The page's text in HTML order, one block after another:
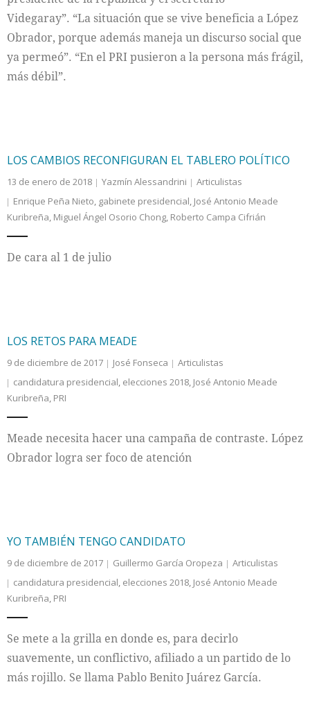
Videgaray”. “La situación que se vive beneficia a López
Obrador, porque además maneja un discurso social que
ya permeó”. “En el PRI pusieron a la persona más frágil,
más débil”.
LOS CAMBIOS RECONFIGURAN EL TABLERO POLÍTICO
13 de enero de 2018 Yazmín Alessandrini
Articulistas
Enrique Peña Nieto, gabinete presidencial, José Antonio Meade
Kuribreña, Miguel Ángel Osorio Chong, Roberto Campa Cifrián
De cara al 1 de julio
LOS RETOS PARA MEADE
9 de diciembre de 2017 José Fonseca
Articulistas
candidatura presidencial, elecciones 2018, José Antonio Meade
Kuribreña, PRI
Meade necesita hacer una campaña de contraste. López
Obrador logra ser foco de atención
YO TAMBIÉN TENGO CANDIDATO
9 de diciembre de 2017 Guillermo García Oropeza
Articulistas
candidatura presidencial, elecciones 2018, José Antonio Meade
Kuribreña, PRI
Se mete a la grilla en donde es, para decirlo
suavemente, un conflictivo, afiliado a un partido de lo
más rojillo. Se llama Pablo Benito Juárez García.